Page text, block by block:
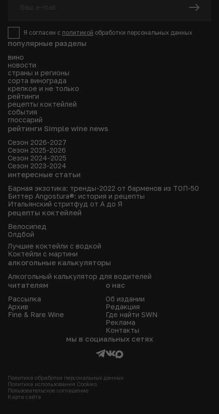
популярные разделы
вино
новости
страны и регионы
сорта винограда
крепкое и не только
рейтинги
рецепты коктейлей
события
глоссарий
рейтинги Simple wine news
Сезон 2026-2027
Сезон 2025-2026
Сезон 2024-2025
Сезон 2023-2024
интересные статьи
Барная экзотика: тренды-2022 от барменов из ТОП-50
Биттер Angostura®: история и рецепты
Итальянский стритфуд от А до Я
рецепты коктейлей
Велосипед
Олдбой
Лучшие коктейли с водкой
Коктейли с мартини
алкогольные калькуляторы
Алкогольный калькулятор для водителей
читателям
Рассылка
Архив
Fine & Rare Wine
о нас
Об издании
Редакция
Где найти SWN
Реклама
Контакты
Я согласен с политикой обработки персональных данных
мы в социальных сетях
Политика обработки персональных данных
Политика использования Сookies
Пользовательское соглашение
Карта сайта